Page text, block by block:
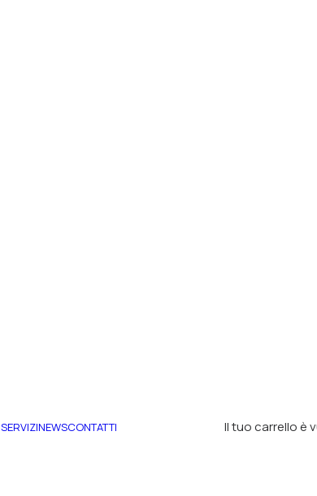
SERVIZINEWSCONTATTI Il tuo carrello è